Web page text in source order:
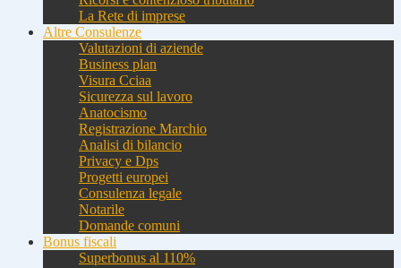
La Rete di imprese
Altre Consulenze
Valutazioni di aziende
Business plan
Visura Cciaa
Sicurezza sul lavoro
Anatocismo
Registrazione Marchio
Analisi di bilancio
Privacy e Dps
Progetti europei
Consulenza legale
Notarile
Domande comuni
Bonus fiscali
Superbonus al 110%